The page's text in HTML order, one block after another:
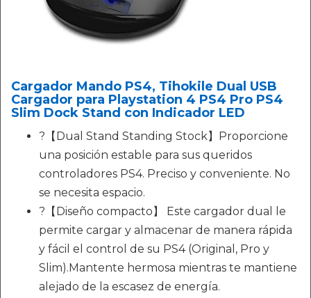
Cargador Mando PS4, Tihokile Dual USB
Cargador para Playstation 4 PS4 Pro PS4
Slim Dock Stand con Indicador LED
?【Dual Stand Standing Stock】Proporcione
una posición estable para sus queridos
controladores PS4. Preciso y conveniente. No
se necesita espacio.
?【Diseño compacto】 Este cargador dual le
permite cargar y almacenar de manera rápida
y fácil el control de su PS4 (Original, Pro y
Slim).Mantente hermosa mientras te mantiene
alejado de la escasez de energía.